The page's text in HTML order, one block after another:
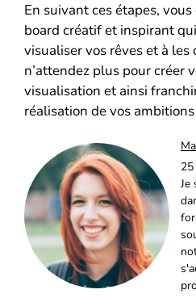
En suivant ces étapes,
board créatif et inspirant
visualiser vos rêves et à les
n’attendez plus pour créer
visualisation et ainsi
réalisation de vos ambitions
Je